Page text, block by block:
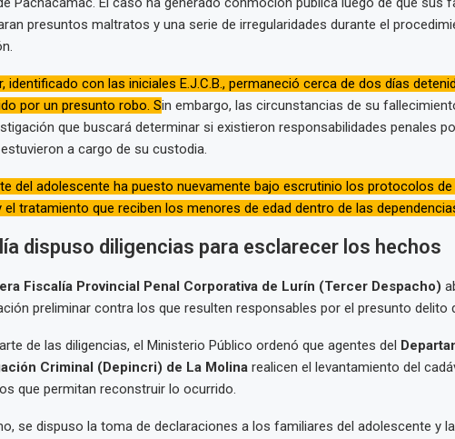
presuntos maltratos y una serie de irregularidades durante el
identificado con las iniciales E.J.C.B., permaneció cerca de dos días
por un presunto robo. Sin embargo, las circunstancias de su
que buscará determinar si existieron responsabilidades penales
a cargo de su custodia.
del adolescente ha puesto nuevamente bajo escrutinio los protocolos
el tratamiento que reciben los menores de edad dentro de las
dispuso diligencias para esclarecer los hechos
Fiscalía Provincial Penal Corporativa de Lurín (Tercer Despacho)
preliminar contra los que resulten responsables por el presunto delito
de las diligencias, el Ministerio Público ordenó que agentes del
Criminal (Depincri) de La Molinarealicen el levantamiento del
que permitan reconstruir lo ocurrido.
se dispuso la toma de declaraciones a los familiares del adolescente y